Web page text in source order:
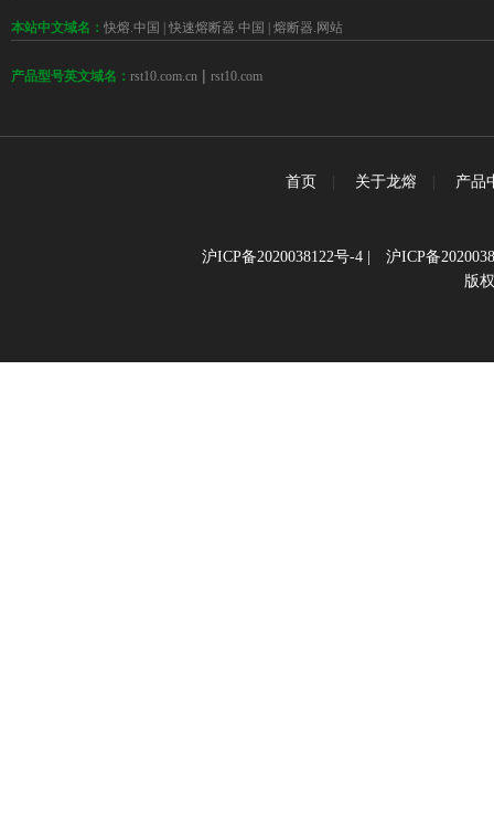
本站中文域名： 快熔.中国 | 快速熔断器.中国 | 熔断器.网站
产品型号英文域名： rst10.com.cn | rst10.com
首页 | 关于龙熔 | 产品
沪ICP备2020038122号-4| 沪ICP备
版